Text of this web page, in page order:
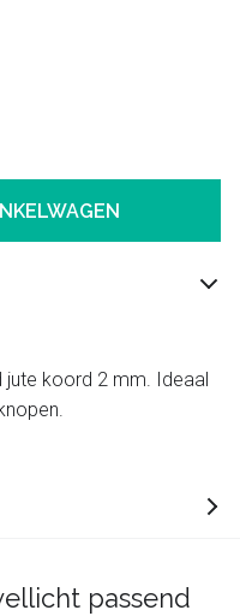
jute koord 2 mm. Ideaal
passend